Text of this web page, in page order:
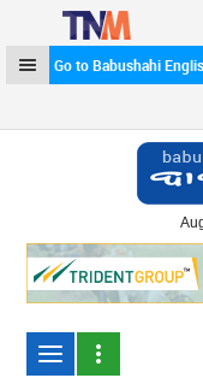
Go to Babushahi